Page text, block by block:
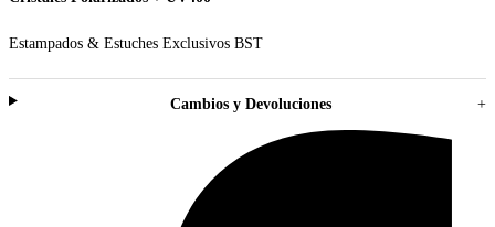
Estampados & Estuches Exclusivos BST
Cambios y Devoluciones +